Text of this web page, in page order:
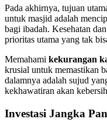
Pada akhirnya, tujuan
untuk masjid adalah
bagi ibadah. Kesehatan
prioritas utama yang tak
Memahami kekurangan
krusial untuk memastikan
dalamnya adalah sujud
kekhawatiran akan
Investasi Jangka